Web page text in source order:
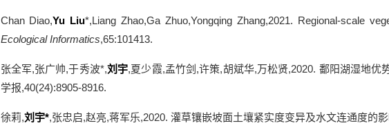
Chan Diao,Yu Liu*,Liang Zhao,Ga Zhuo,Yongqing Zhang,2021. Regional-scale
Ecological Informatics,65:101413.
张全军,张广帅,于秀波*,刘宇,夏少霞,孟竹剑 ,许策,胡斌华,万松贤,2020. 鄱阳湖湿地优
学报,40(24):8905-8916.
徐莉,刘宇*,张忠启,赵亮,蒋军乐,2020. 灌草镶嵌坡面土壤紧实度变异及水文连通度的